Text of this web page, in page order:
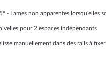
- Lames non apparentes lorsqu'elles
pour 2 espaces indépendants
manuellement dans des rails à